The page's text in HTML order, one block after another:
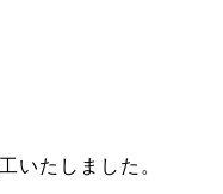
いたしました。